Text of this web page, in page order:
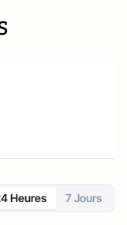
Heures 7 Jours